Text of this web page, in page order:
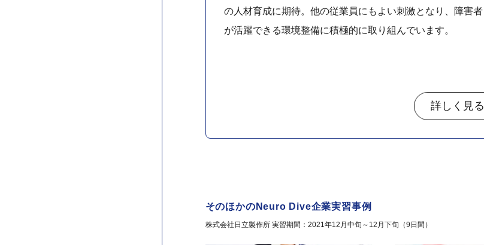
の人材育成に期待。他の従業員にもよい刺激となり、障害者
が活躍できる環境整備に積極的に取り組んでいます。
詳しく見る
そのほかのNeuro Dive企業実習事例
株式会社日立製作所 実習期間：2021年12月中旬～12月下旬（9日間）